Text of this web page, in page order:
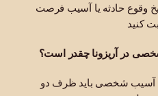
وقوع حادثه یا آسیب فرصت
در آریزونا چقدر است؟
آسیب شخصی باید ظرف دو